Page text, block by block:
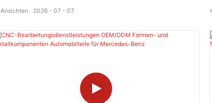
und Kunststoffprodukten für BMW spezialisiert hat.
Unser umfassendes Produktsortiment ist perfekt auf die
Positionierung von BMW abgestimmt und integriert
und individuelle Anpassungsmöglichkeiten, um
einzigartigen Anforderungen dieser weltbekannten europäischen
2026 07 07
Ansichten